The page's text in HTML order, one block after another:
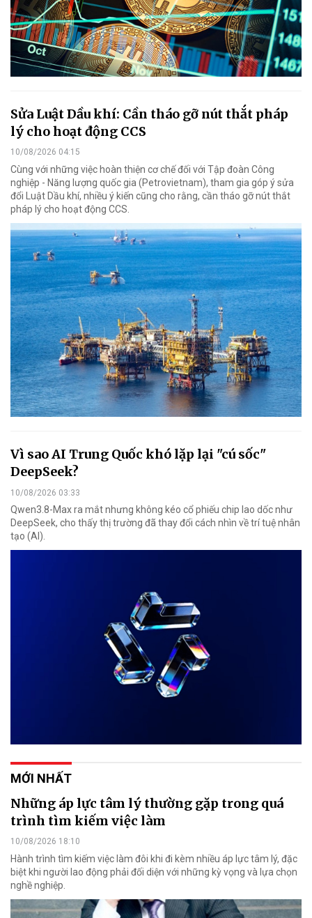
Sửa Luật Dầu khí: Cần tháo gỡ nút thắt pháp
lý cho hoạt động CCS
10/08/2026 04:15
Cùng với những việc hoàn thiện cơ chế đối với Tập đoàn Công
nghiệp - Năng lượng quốc gia (Petrovietnam), tham gia góp ý sửa
đổi Luật Dầu khí, nhiều ý kiến cũng cho rằng, cần tháo gỡ nút thắt
pháp lý cho hoạt động CCS.
Vì sao AI Trung Quốc khó lặp lại "cú sốc"
DeepSeek?
10/08/2026 03:33
Qwen3.8-Max ra mắt nhưng không kéo cổ phiếu chip lao dốc như
DeepSeek, cho thấy thị trường đã thay đổi cách nhìn về trí tuệ nhân
tạo (AI).
MỚI NHẤT
Những áp lực tâm lý thường gặp trong quá
trình tìm kiếm việc làm
10/08/2026 18:10
Hành trình tìm kiếm việc làm đôi khi đi kèm nhiều áp lực tâm lý, đặc
biệt khi người lao động phải đối diện với những kỳ vọng và lựa chọn
nghề nghiệp.